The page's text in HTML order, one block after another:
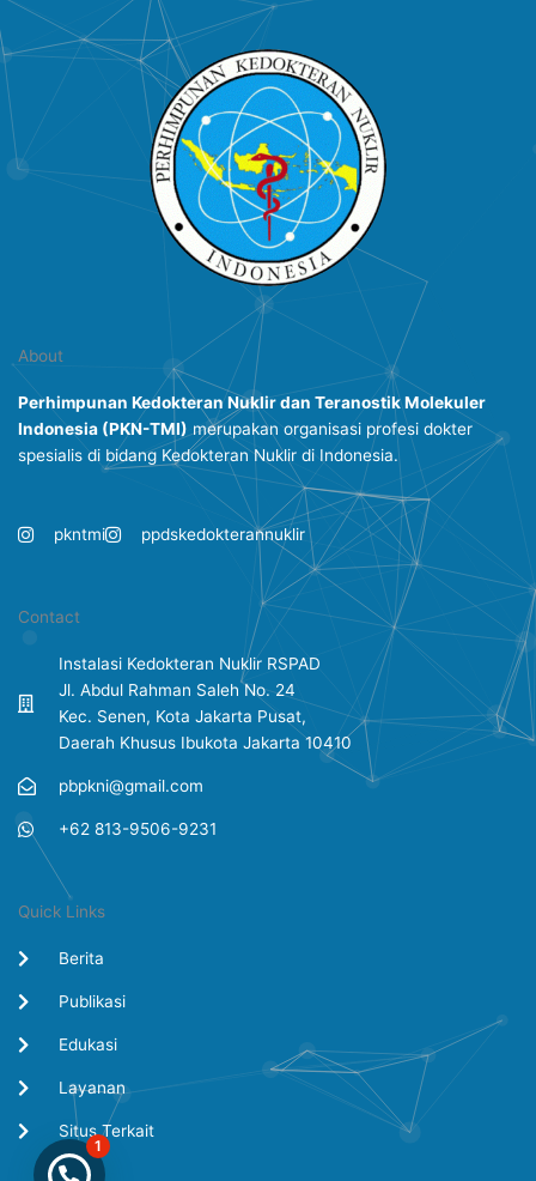
About
Perhimpunan Kedokteran Nuklir dan Teranostik Molekuler
Indonesia (PKN-TMI) merupakan organisasi profesi dokter
spesialis di bidang Kedokteran Nuklir di Indonesia.
pkntmi ppdskedokterannuklir
Contact
Instalasi Kedokteran Nuklir RSPAD
Jl. Abdul Rahman Saleh No. 24
Kec. Senen, Kota Jakarta Pusat,
Daerah Khusus Ibukota Jakarta 10410
pbpkni@gmail.com
+62 813-9506-9231
Quick Links
Berita
Publikasi
Edukasi
Layanan
Situs Terkait
1